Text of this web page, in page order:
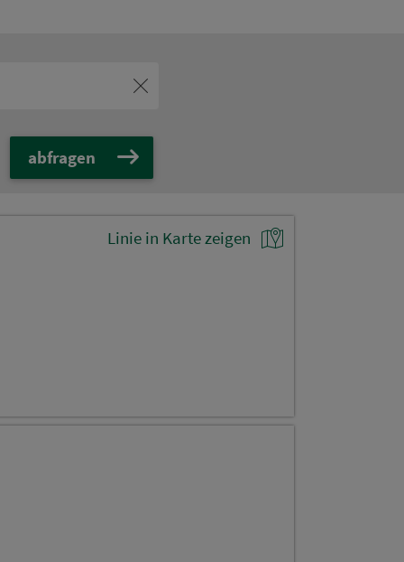
abfragen
Linie in Karte zeigen